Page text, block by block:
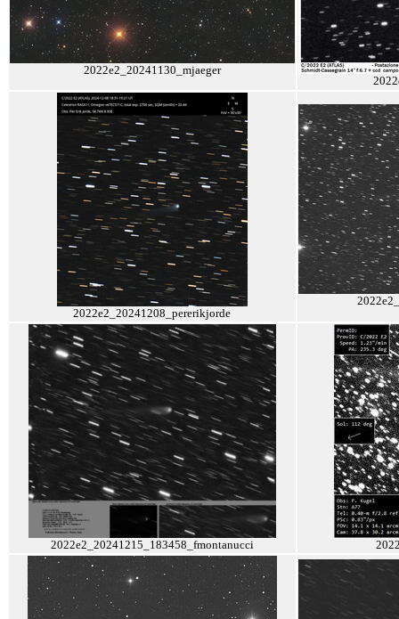
2022e2_20241130_mjaeger
2022e2_20241208_pererikjorde
2022e2_20241215_183458_fmontanucci